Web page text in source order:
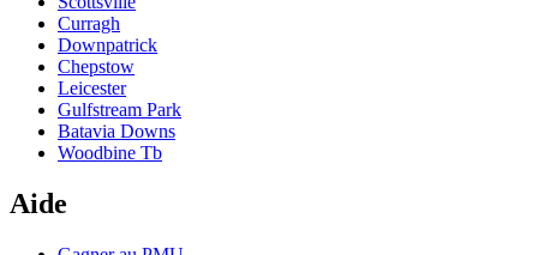
Curragh
Downpatrick
Chepstow
Leicester
Gulfstream Park
Batavia Downs
Woodbine Tb
Aide